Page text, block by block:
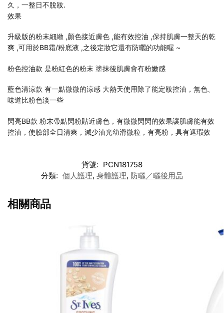
久，一整日不脫妝.
效果
升級版的粉末細緻 ,顏色接近膚色 ,能有效控油 ,保持肌膚一整天的乾
爽 ,可用於BB霜/粉底液 ,之後定妝它還有防曬的功能喔 ~
粉色控油款 是粉紅色的粉末 塗抹後肌膚會有粉嫩感
藍色清涼款 有一點微微的涼感 大熱天使用除了能定妝控油，無色、
味道比粉色淡一些
閃亮BB款 粉末帶點閃粉貼近膚色，有微微閃閃的效果讓肌膚能有效
控油，使臉部全日清爽，減少油光幼滑微粒，有亮粉，具有遮瑕效
貨號: PCN181758
分類: 個人護理, 身體護理, 防曬／曬後用品
相關商品